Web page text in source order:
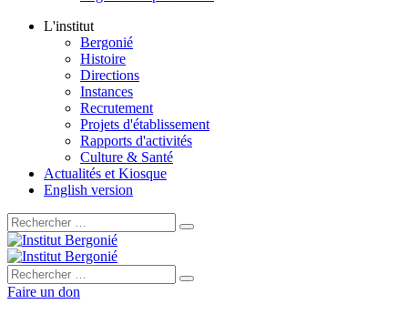
L'institut
Bergonié
Histoire
Directions
Instances
Recrutement
Projets d'établissement
Rapports d'activités
Culture & Santé
Actualités et Kiosque
English version
Rechercher :
Rechercher :
Faire un don